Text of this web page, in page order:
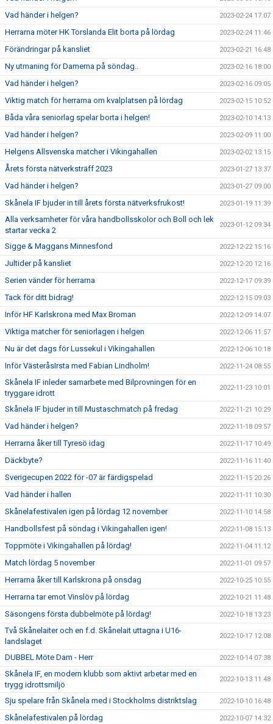
Vad händer i helgen? 2023-02-24 17:07
Herrarna möter HK Torslanda Elit borta på lördag 2023-02-24 11:46
Förändringar på kansliet 2023-02-21 16:48
Ny utmaning för Damerna på söndag.. 2023-02-16 18:00
Vad händer i helgen? 2023-02-16 09:05
Viktig match för herrarna om kvalplatsen på lördag 2023-02-15 10:52
Båda våra seniorlag spelar borta i helgen! 2023-02-10 14:13
Vad händer i helgen? 2023-02-09 11:00
Helgens Allsvenska matcher i Vikingahallen 2023-02-02 13:15
Årets första nätverksträff 2023 2023-01-27 13:37
Vad händer i helgen? 2023-01-27 09:00
Skånela IF bjuder in till årets första nätverksfrukost! 2023-01-19 11:39
Alla verksamheter för våra handbollsskolor och Boll och lek
startar vecka 2
2023-01-12 09:34
Sigge & Maggans Minnesfond 2022-12-22 15:16
Jultider på kansliet 2022-12-20 12:16
Serien vänder för herrarna 2022-12-17 09:39
Tack för ditt bidrag! 2022-12-15 09:03
Inför HF Karlskrona med Max Broman 2022-12-09 14:07
Viktiga matcher för seniorlagen i helgen 2022-12-06 11:57
Nu är det dags för Lussekul i Vikingahallen 2022-12-06 10:18
Inför VästeråsIrsta med Fabian Lindholm! 2022-11-24 08:55
Skånela IF inleder samarbete med Bilprovningen för en
tryggare idrott
2022-11-23 10:01
Skånela IF bjuder in till Mustaschmatch på fredag 2022-11-21 10:29
Vad händer i helgen? 2022-11-18 09:57
Herrarna åker till Tyresö idag 2022-11-17 10:49
Däckbyte? 2022-11-16 11:40
Sverigecupen 2022 för -07 är färdigspelad 2022-11-15 20:26
Vad händer i hallen 2022-11-11 10:30
Skånelafestivalen igen på lördag 12 november 2022-11-10 14:58
Handbollsfest på söndag i Vikingahallen igen! 2022-11-08 15:13
Toppmöte i Vikingahallen på lördag! 2022-11-04 11:12
Match lördag 5 november 2022-11-01 09:57
Herrarna åker till Karlskrona på onsdag 2022-10-25 10:55
Herrarna tar emot Vinslöv på lördag 2022-10-21 11:48
Säsongens första dubbelmöte på lördag! 2022-10-18 13:23
Två Skånelaiter och en f.d. Skånelait uttagna i U16-
landslaget
2022-10-17 12:08
DUBBEL Möte Dam - Herr 2022-10-14 07:38
Skånela IF, en modern klubb som aktivt arbetar med en
trygg idrottsmiljö
2022-10-13 11:48
Sju spelare från Skånela med i Stockholms distriktslag 2022-10-10 16:48
Skånelafestivalen på lördag 2022-10-07 14:32